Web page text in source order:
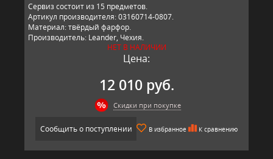
Сервиз состоит из 15 предметов.
Артикул производителя: 03160714-0807.
Материал: твёрдый фарфор.
Производитель: Leander, Чехия.
НЕТ В НАЛИЧИИ
Цена:
12 010 руб.
Скидки при покупке
Сообщить о поступлении В избранное К сравнению